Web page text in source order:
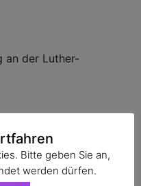
an der Luther-
Bitte geben Sie an,
werden dürfen.